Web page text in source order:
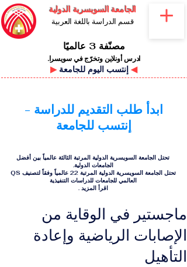
الجامعة السويسرية الدولية
قسم الدراسة باللغة العربية
مصنّفة 3 عالميًا
ادرس أونلاين وتخرّج في سويسرا.
▶ ◀
ابدأ طلب التقديم للدراسة -
إنتسب للجامعة
تحتل الجامعة السويسرية الدولية المرتبة الثالثة عالمياً بين أفضل
الجامعات الدولية.
تحتل الجامعة السويسرية الدولية المرتبة 22 عالمياً وفقاً لتصنيف QS
العالمي للجامعات للدراسات التنفيذية
اقرأ المزيد .
ماجستير في الوقاية من
الإصابات الرياضية وإعادة
التأهيل